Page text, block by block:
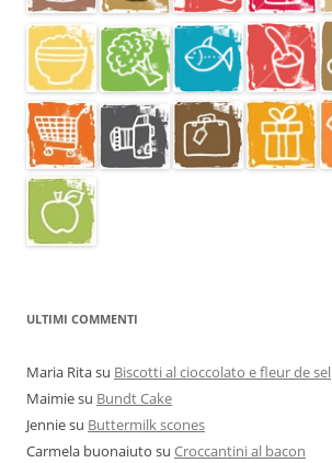
ULTIMI COMMENTI
Maria Ritasu Biscotti al cioccolato e fleur de sel
Maimiesu Bundt Cake
Jenniesu Buttermilk scones
Carmela buonaiuto su Croccantini al bacon